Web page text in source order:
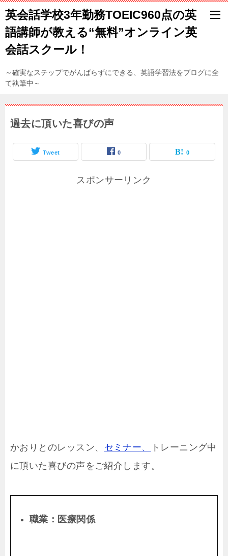
英会話学校3年勤務TOEIC960点の英
語講師が教える“無料”オンライン英
会話スクール！
～確実なステップでがんばらずにできる、英語学習法をブログに全
て執筆中～
過去に頂いた喜びの声
Tweet 0 0
スポンサーリンク
かおりとのレッスン、 セミナー、
トレーニング中
に頂いた喜びの声をご紹介します。
職業：医療関係